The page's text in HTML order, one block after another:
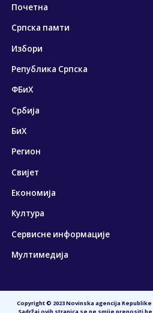
Почетна
Српска памти
Избори
Република Српска
ФБиХ
Србија
БиХ
Регион
Свијет
Економија
Култура
Сервисне информације
Мултимедија
Copyright © 2023 Novinska agencija Republike